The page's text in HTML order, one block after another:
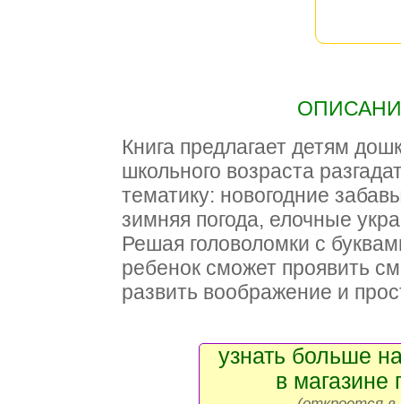
Книга предлагает детям
школьного возраста
тематику: новогодние
зимняя погода, елочные
Решая головоломки с
ребенок сможет проявить
развить воображение и
узнать больше
в магазине